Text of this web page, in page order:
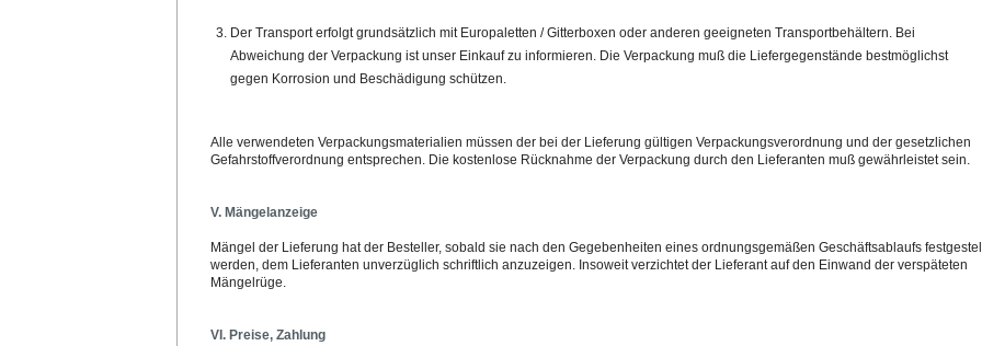
Der Transport erfolgt grundsätzlich mit Europaletten / Gitterboxen oder anderen geeigneten Transportbehältern. Bei
Abweichung der Verpackung ist unser Einkauf zu informieren. Die Verpackung muß die Liefergegenstände bestmöglichst
gegen Korrosion und Beschädigung schützen.
Alle verwendeten Verpackungsmaterialien müssen der bei der Lieferung gültigen Verpackungsverordnung und der gesetzlichen
Gefahrstoffverordnung entsprechen. Die kostenlose Rücknahme der Verpackung durch den Lieferanten muß gewährleistet sein.
V. Mängelanzeige
Mängel der Lieferung hat der Besteller, sobald sie nach den Gegebenheiten eines ordnungsgemäßen Geschäftsablaufs
werden, dem Lieferanten unverzüglich schriftlich anzuzeigen. Insoweit verzichtet der Lieferant auf den Einwand der verspäteten
Mängelrüge.
VI. Preise, Zahlung